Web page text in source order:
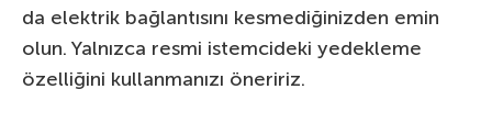
da elektrik bağlantısını kesmediğinizden emin
olun. Yalnızca resmi istemcideki yedekleme
özelliğini kullanmanızı öneririz.